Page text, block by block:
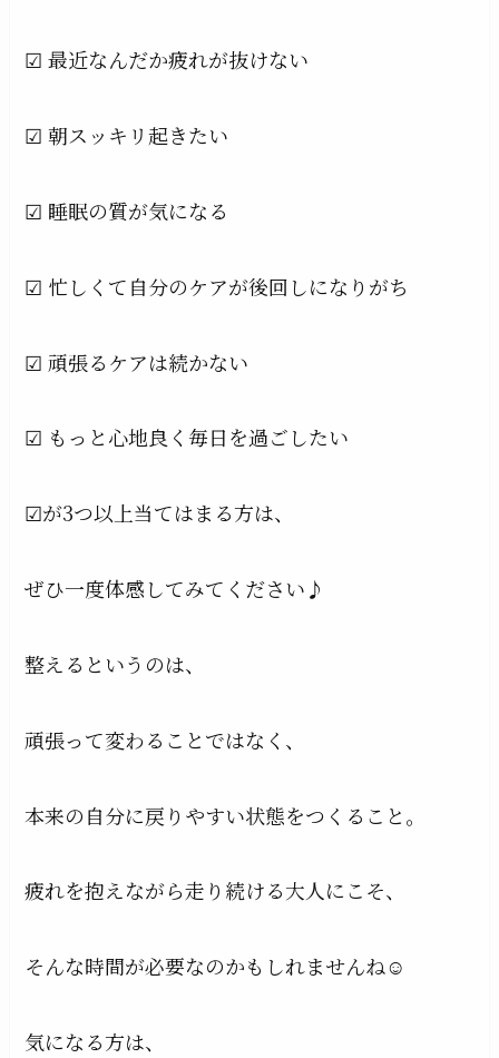
☑ 最近なんだか疲れが抜けない
☑ 朝スッキリ起きたい
☑ 睡眠の質が気になる
☑ 忙しくて自分のケアが後回しになりがち
☑ 頑張るケアは続かない
☑ もっと心地良く毎日を過ごしたい
☑が3つ以上当てはまる方は、
ぜひ一度体感してみてください♪
整えるというのは、
頑張って変わることではなく、
本来の自分に戻りやすい状態をつくること。
疲れを抱えながら走り続ける大人にこそ、
そんな時間が必要なのかもしれませんね☺︎
気になる方は、